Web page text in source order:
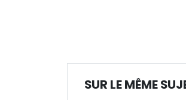
SUR LE MÊME